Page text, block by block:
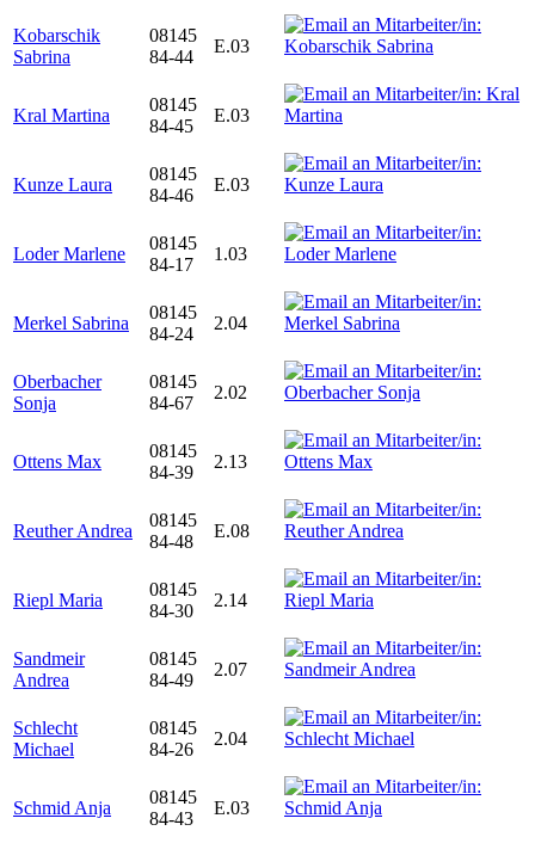
Kobarschik
Sabrina
08145
84-44
E.03
Kral Martina
08145
84-45
E.03
Kunze Laura
08145
84-46
E.03
Loder Marlene
08145
84-17
1.03
Merkel Sabrina
08145
84-24
2.04
Oberbacher
Sonja
08145
84-67
2.02
Ottens Max
08145
84-39
2.13
Reuther Andrea
08145
84-48
E.08
Riepl Maria
08145
84-30
2.14
Sandmeir
Andrea
08145
84-49
2.07
Schlecht
Michael
08145
84-26
2.04
Schmid Anja
08145
84-43
E.03